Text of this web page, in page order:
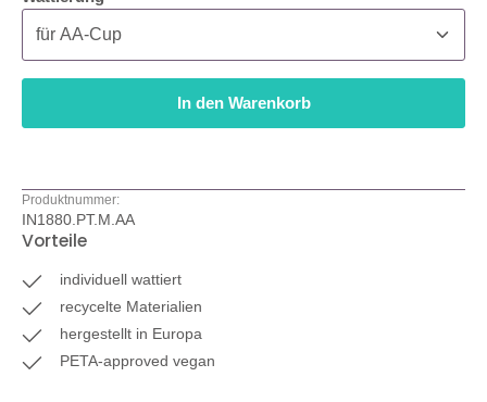
In den Warenkorb
Produktnummer:
IN1880.PT.M.AA
Vorteile
individuell wattiert
recycelte Materialien
hergestellt in Europa
PETA-approved vegan